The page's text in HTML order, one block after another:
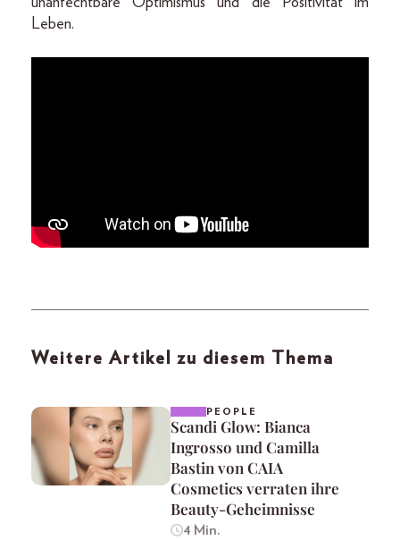
Leben.
Weitere Artikel zu diesem Thema
PEOPLE
Scandi Glow: Bianca
Ingrosso und Camilla
Bastin von CAIA
Cosmetics verraten ihre
Beauty-Geheimnisse
4 Min.